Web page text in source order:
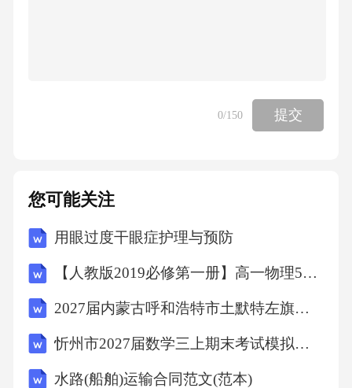
定时间表设立奖励激励自己制定奖励和惩罚机
克服恐惧和不安认识恐惧源头寻找解决之道承
们的监督
于完成任务克服拖延的益处
提高工作效率0103
0/150 提交
您可能关注
用眼过度干眼症护理与预防
【人教版2019必修第一册】高一物理5牛顿运动定律的应用（教学设计）教案
2027届内蒙古呼和浩特市土默特左旗数学六年级第一学期期末调研试题含解析
忻州市2027届数学三上期末考试模拟试题含解析
水路(船舶)运输合同范文(范本)